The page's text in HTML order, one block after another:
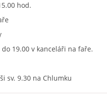
hod.
19.00 v kanceláři na faře.
sv. 9.30 na Chlumku